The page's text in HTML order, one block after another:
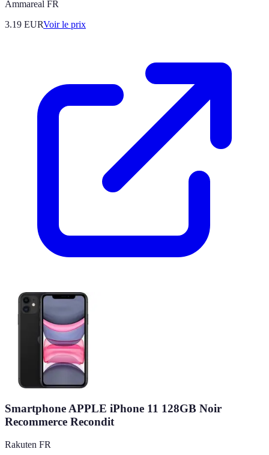
Ammareal FR
3.19 EURVoir le prix
Smartphone APPLE iPhone 11 128GB Noir
Recommerce Recondit
Rakuten FR